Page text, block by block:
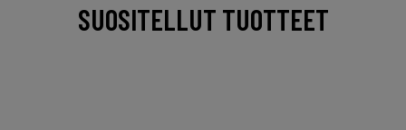
SUOSITELLUT TUOTTEET